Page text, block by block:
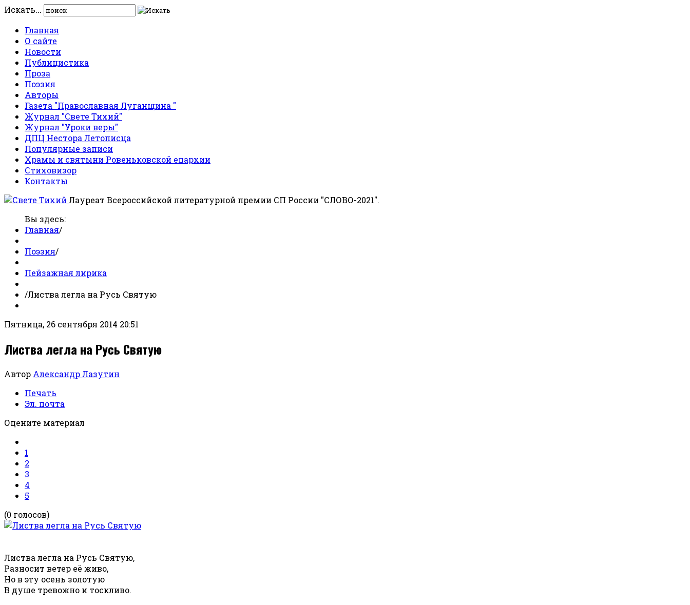
Искать...
Главная
О сайте
Новости
Публицистика
Проза
Поэзия
Авторы
Газета "Православная Луганщина "
Журнал "Свете Тихий"
Журнал "Уроки веры"
ДПЦ Нестора Летописца
Популярные записи
Храмы и святыни Ровеньковской епархии
Стиховизор
Контакты
Лауреат Всероссийской литературной премии СП России "СЛОВО-2021".
Вы здесь:
Главная/
Поэзия/
Пейзажная лирика
/Листва легла на Русь Святую
Пятница, 26 сентября 2014 20:51
Листва легла на Русь Святую
Автор Александр Лазутин
Печать
Эл. почта
Оцените материал
1
2
3
4
5
(0 голосов)
Листва легла на Русь Святую,
Разносит ветер её живо,
Но в эту осень золотую
В душе тревожно и тоскливо.